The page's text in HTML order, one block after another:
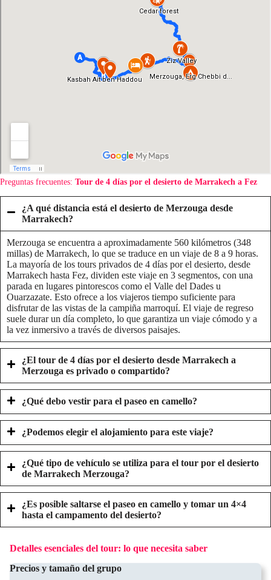
Preguntas frecuentes: Tour de 4 días por el desierto de Marrakech a Fez
¿A qué distancia está el desierto de Merzouga desde
Marrakech?
Merzouga se encuentra a aproximadamente 560 kilómetros (348
millas) de Marrakech, lo que se traduce en un viaje de 8 a 9 horas.
La mayoría de los tours privados de 4 días por el desierto, desde
Marrakech hasta Fez, dividen este viaje en 3 segmentos, con una
parada en lugares pintorescos como el Valle del Dades u
Ouarzazate. Esto ofrece a los viajeros tiempo suficiente para
disfrutar de las vistas de la campiña marroquí. El viaje de regreso
suele durar un día completo, lo que garantiza un viaje cómodo y a
la vez inmersivo a través de diversos paisajes.
¿El tour de 4 días por el desierto desde Marrakech a
Merzouga es privado o compartido?
¿Qué debo vestir para el paseo en camello?
¿Podemos elegir el alojamiento para este viaje?
¿Qué tipo de vehículo se utiliza para el tour por el desierto
de Marrakech Merzouga?
¿Es posible saltarse el paseo en camello y tomar un 4×4
hasta el campamento del desierto?
Detalles esenciales del tour: lo que necesita saber
Precios y tamaño del grupo